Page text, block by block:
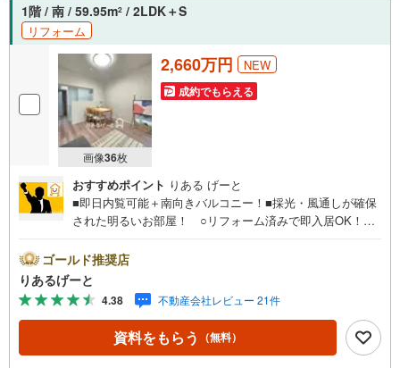
1階 / 南 / 59.95m2 / 2LDK＋S
リフォーム
画像36枚
2,660万円 NEW
成約でもらえる
おすすめポイント りある げーと
■即日内覧可能＋南向きバルコニー！■採光・風通しが確保
された明るいお部屋！ ○リフォーム済みで即入居OK！下
買い物施設も充実した便利な立地！■物件検討中のお客さ
ま！ちょっと見学してみたいだけなどでも内覧可能です！
売主さまの都合等で見学ができない場合がございます。お
気軽に「りあるげーと」までお問合わせ下さい！■「りある
げーと」が選ばれるポイント！■年中休まず営業中！いつで
も対応致します！・営業時間:9:00～21:00上記の時間帯
ゴールド推奨店
りあるげーと
4.38 不動産会社レビュー 21件
資料をもらう （無料）